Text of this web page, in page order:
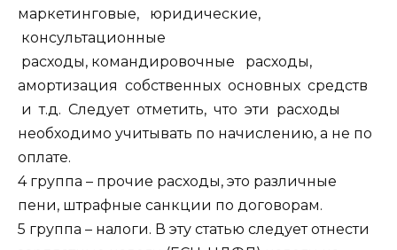
маркетинговые, юридические,
консультационные
расходы, командировочные расходы,
амортизация собственных основных средств
и т.д. Следует отметить, что эти расходы
необходимо учитывать по начислению, а не по
оплате.
4 группа – прочие расходы, это различные
пени, штрафные санкции по договорам.
5 группа – налоги. В эту статью следует отнести